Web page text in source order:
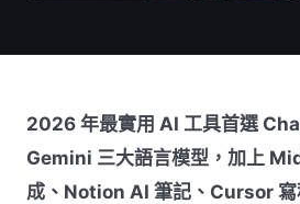
2026 年最實用 AI 工具首選
Gemini 三大語言模型，加上
成、Notion AI 筆記、Cursor 寫